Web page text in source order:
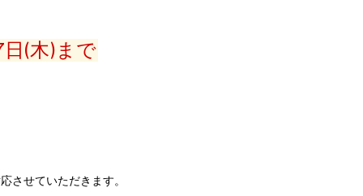
(木)まで
させていただきます。